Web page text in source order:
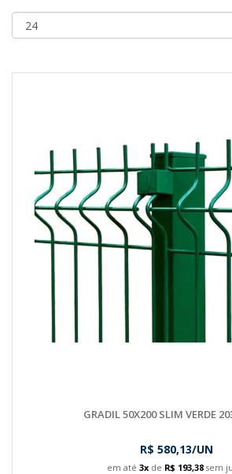
GRADIL 50X200 SLIM VERDE
R$ 580,13/UN
em até 3xde R$ 193,38sem